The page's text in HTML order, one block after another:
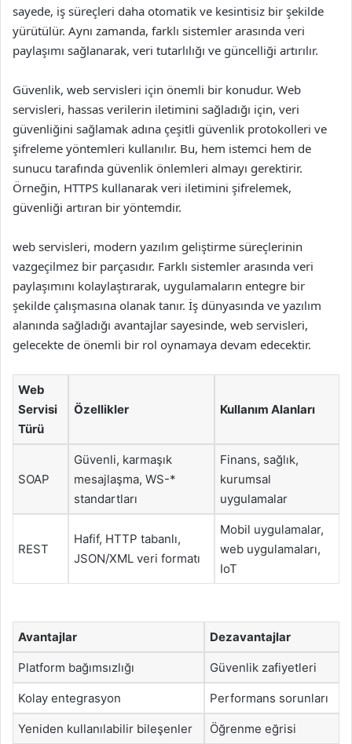
sayede, iş süreçleri daha otomatik ve kesintisiz bir şekilde
yürütülür. Aynı zamanda, farklı sistemler arasında veri
paylaşımı sağlanarak, veri tutarlılığı ve güncelliği artırılır.
Güvenlik, web servisleri için önemli bir konudur. Web
servisleri, hassas verilerin iletimini sağladığı için, veri
güvenliğini sağlamak adına çeşitli güvenlik protokolleri ve
şifreleme yöntemleri kullanılır. Bu, hem istemci hem de
sunucu tarafında güvenlik önlemleri almayı gerektirir.
Örneğin, HTTPS kullanarak veri iletimini şifrelemek,
güvenliği artıran bir yöntemdir.
web servisleri, modern yazılım geliştirme süreçlerinin
vazgeçilmez bir parçasıdır. Farklı sistemler arasında veri
paylaşımını kolaylaştırarak, uygulamaların entegre bir
şekilde çalışmasına olanak tanır. İş dünyasında ve yazılım
alanında sağladığı avantajlar sayesinde, web servisleri,
gelecekte de önemli bir rol oynamaya devam edecektir.
Web
Servisi
Türü
Özellikler Kullanım Alanları
SOAP
Güvenli, karmaşık
mesajlaşma, WS-*
standartları
Finans, sağlık,
kurumsal
uygulamalar
REST
Hafif, HTTP tabanlı,
JSON/XML veri formatı
Mobil uygulamalar,
web uygulamaları,
IoT
Avantajlar Dezavantajlar
Platform bağımsızlığı Güvenlik zafiyetleri
Kolay entegrasyon Performans sorunları
Yeniden kullanılabilir bileşenler Öğrenme eğrisi